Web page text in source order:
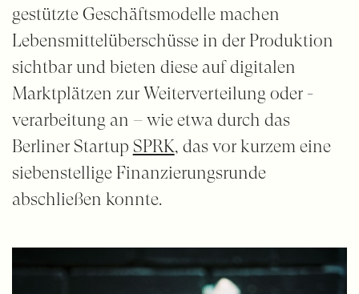
gestützte Geschäftsmodelle machen
Lebensmittelüberschüsse in der Produktion
sichtbar und bieten diese auf digitalen
Marktplätzen zur Weiterverteilung oder -
verarbeitung an – wie etwa durch das
Berliner Startup SPRK, das vor kurzem eine
siebenstellige Finanzierungsrunde
abschließen konnte.